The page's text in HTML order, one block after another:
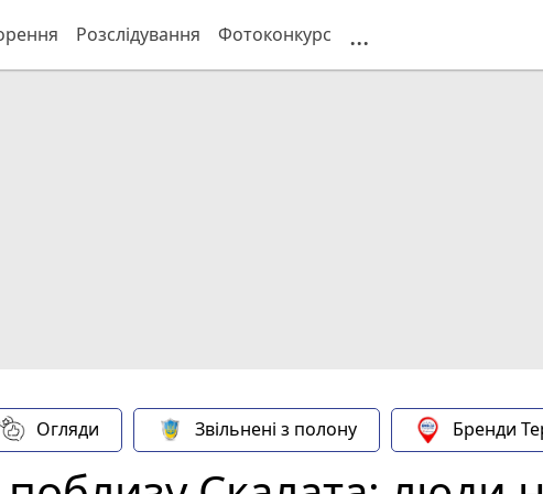
Розслідування Фотоконкурс ...
Огляди Звільнені з полону Бренди